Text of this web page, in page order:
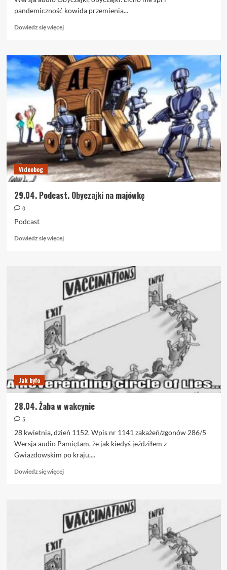
pandemiczność kowida przemienia...
Dowiedz się więcejDowiedz
o
29.04.
Obyczajki
na
majówkę
Videobog
29.04. Podcast. Obyczajki na majówkę
0
Podcast
Dowiedz się więcejDowiedz
29.04.
Podcast.
Obyczajki
na
majówkę
Jak było
28.04. Żaba w wakcynie
5
28 kwietnia, dzień 1152. Wpis nr 1141 zakażeń/zgonów 286/5
Wersja audio Pamiętam, że jak kiedyś jeździłem z
Gwiazdowskim po kraju,...
Dowiedz się więcejDowiedz
28.04.
Żaba
w
wakcynie